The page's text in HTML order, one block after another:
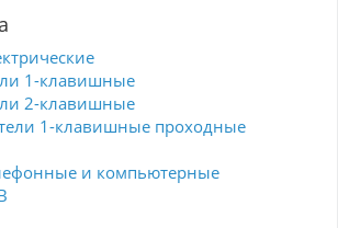
1-клавишные
2-клавишные
1-клавишные проходные
и компьютерные